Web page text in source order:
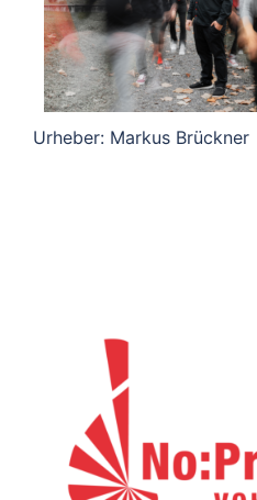
Urheber: Markus Brückner